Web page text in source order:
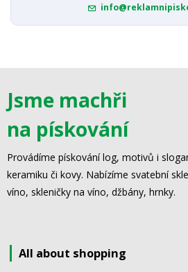
Jsme machři
na pískování
Provádíme pískování log, motivů i
keramiku či kovy. Nabízíme svatební
víno, skleničky na víno, džbány, hrnky.
All about shopping